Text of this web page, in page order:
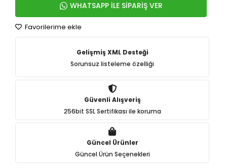
WHATSAPP İLE SİPARİŞ VER
Favorilerime ekle
Gelişmiş XML Desteği
Sorunsuz listeleme özelliği
Güvenli Alışveriş
256bit SSL Sertifikası ile koruma
Güncel Ürünler
Güncel Ürün Seçenekleri